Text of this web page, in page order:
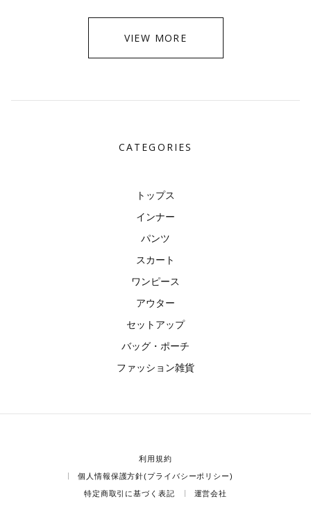
VIEW MORE
CATEGORIES
トップス
インナー
パンツ
スカート
ワンピース
アウター
セットアップ
バッグ・ポーチ
ファッション雑貨
利用規約
個人情報保護方針(プライバシーポリシー)
特定商取引に基づく表記 運営会社